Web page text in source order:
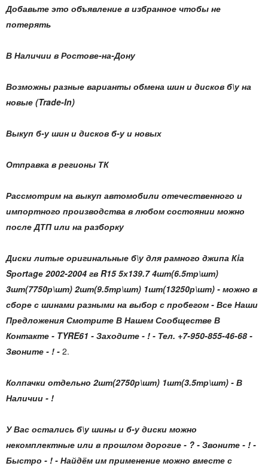
Добавьте это объявление в избранное чтобы не
потерять
В Наличии в Ростове-на-Дону
Возможны разные варианты обмена шин и дисков б\у на
новые (Trade-In)
Выкуп б-у шин и дисков б-у и новых
Отправка в регионы ТК
Рассмотрим на выкуп автомобили отечественного и
импортного производства в любом состоянии можно
после ДТП или на разборку
Диски литые оригинальные б\у для рамного джипа Кiа
Sроrtаgе 2002-2004 гв R15 5х139.7 4шт(6.5тр\шт)
3шт(7750р\шт) 2шт(9.5тр\шт) 1шт(13250р\шт) - можно в
сборе с шинами разными на выбор с пробегом - Все Наши
Предложения Смотрите В Нашем Сообществе В
Контакте - TYRE61 - Заходите - ! - Тел. +7-950-855-46-68 -
Звоните - ! - 2.
Колпачки отдельно 2шт(2750р\шт) 1шт(3.5тр\шт) - В
Наличии - !
У Вас остались б\у шины и б-у диски можно
некомплектные или в прошлом дорогие - ? - Звоните - ! -
Быстро - ! - Найдём им применение можно вместе с